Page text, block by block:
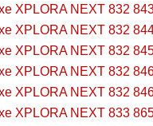
XPLORA NEXT 832
XPLORA NEXT 832
XPLORA NEXT 832
XPLORA NEXT 832
XPLORA NEXT 832
XPLORA NEXT 833